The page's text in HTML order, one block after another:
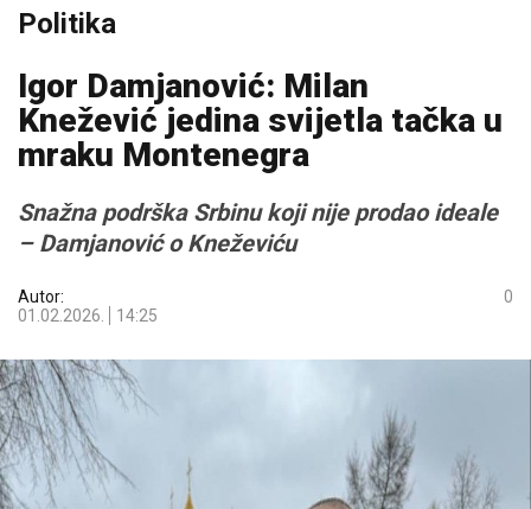
Politika
Igor Damjanović: Milan
Knežević jedina svijetla tačka u
mraku Montenegra
Snažna podrška Srbinu koji nije prodao ideale
– Damjanović o Kneževiću
Autor:
01.02.2026.
14:25
0